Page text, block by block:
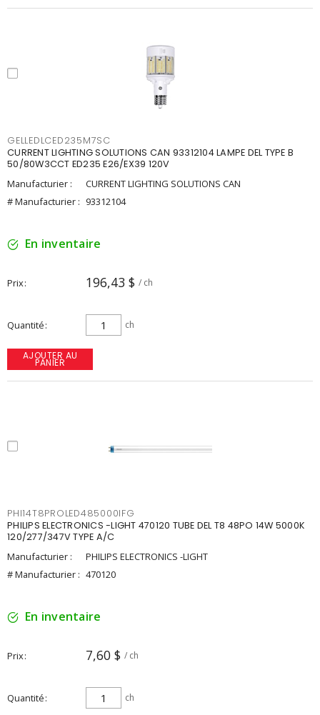
GELLEDLCED235M7SC
CURRENT LIGHTING SOLUTIONS CAN 93312104 LAMPE DEL TYPE B
50/80W3CCT ED235 E26/EX39 120V
Manufacturier :
CURRENT LIGHTING SOLUTIONS CAN
# Manufacturier : 93312104
En inventaire
Prix 196,43 $ / ch
Quantité ch
AJOUTER AU
PANIER
PHI14T8PROLED485000IFG
PHILIPS ELECTRONICS -LIGHT 470120 TUBE DEL T8 48PO 14W 5000K
120/277/347V TYPE A/C
Manufacturier :
PHILIPS ELECTRONICS -LIGHT
# Manufacturier : 470120
En inventaire
Prix 7,60 $ / ch
Quantité ch